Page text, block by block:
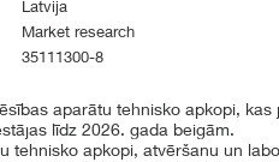
Latvija
Market research
35111300-8
aparātu tehnisko apkopi,
līdz 2026. gada beigām.
tehnisko apkopi, atvēršanu un